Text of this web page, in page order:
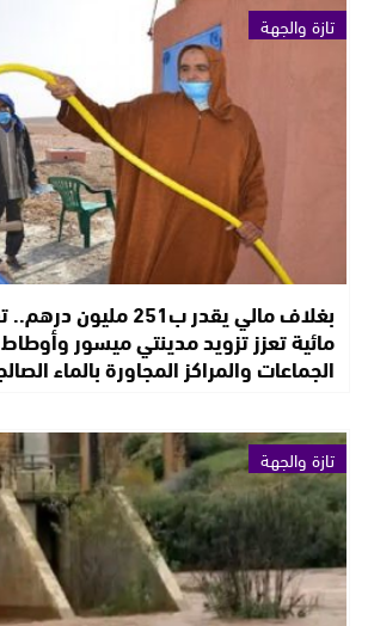
تازة والجهة
بغلاف مالي يقدر ب251
مائية تعزز تزويد مدينتي ميسور
الجماعات والمراكز المجاورة بالماء
تازة والجهة